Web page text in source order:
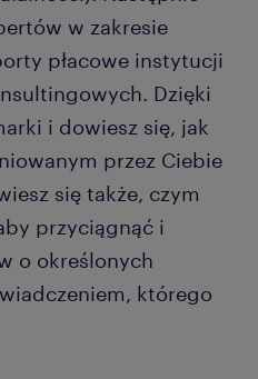
w zakresie
płacowe instytucji
Dzięki
i dowiesz się, jak
przez Ciebie
się także, czym
przyciągnąć i
o określonych
którego